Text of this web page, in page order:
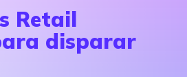
Retail
disparar